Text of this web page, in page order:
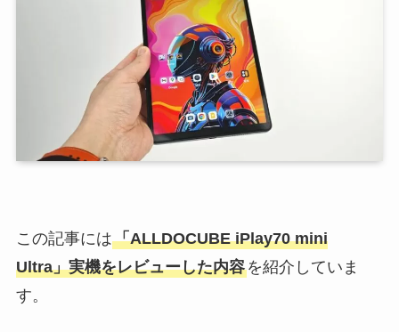
この記事には「ALLDOCUBE iPlay70 mini
Ultra」実機をレビューした内容を紹介していま
す。